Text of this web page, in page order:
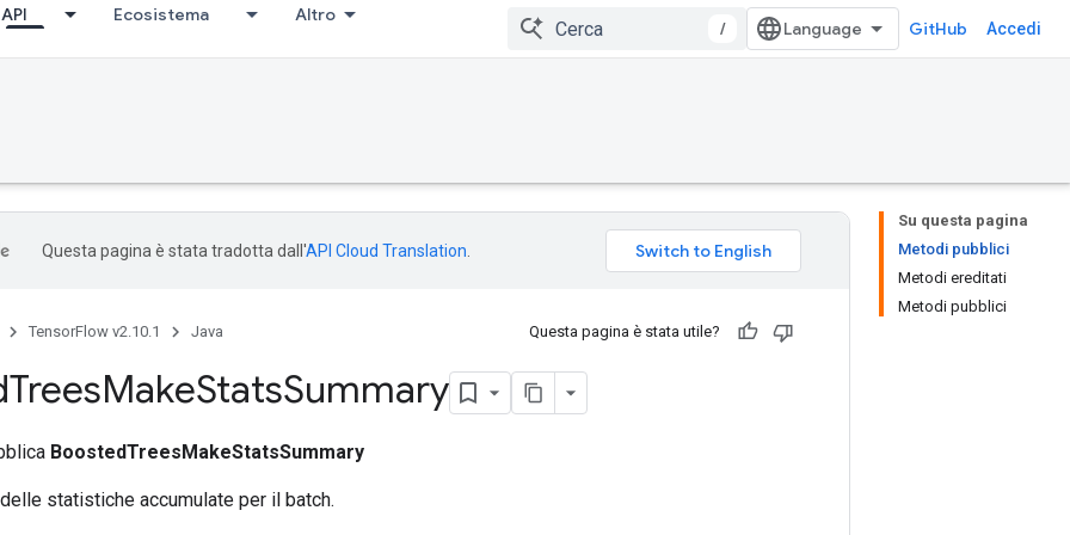
API Ecosistema Altro
/ GitHub Accedi
Su questa pagina
Metodi pubblici
Metodi ereditati
Metodi pubblici
Questa pagina è stata tradotta dall'API Cloud Translation
TensorFlow v2.10.1 Java Questa pagina è stata utile?
TreesMakeStatsSummary
BoostedTreesMakeStatsSummary
statistiche accumulate per il batch.